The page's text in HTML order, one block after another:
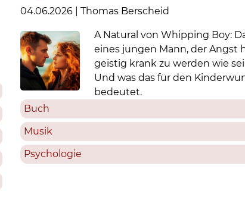
04.06.2026 Thomas Berscheid
A Natural von Whipping Boy:
eines jungen Mann, der Angst
geistig krank zu werden wie
Und was das für den
bedeutet.
Buch
Musik
Psychologie